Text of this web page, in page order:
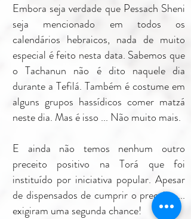
Embora seja verdade que Pessach Sheni
seja mencionado em todos os
calendários hebraicos, nada de muito
especial é feito nesta data. Sabemos que
o Tachanun não é dito naquele dia
durante a Tefilá. Também é costume em
alguns grupos hassídicos comer matzá
neste dia. Mas é isso ... Não muito mais.
E ainda não temos nenhum outro
preceito positivo na Torá que foi
instituído por iniciativa popular. Apesar
de dispensados ​​de cumprir o preceito ...
exigiram uma segunda chance!